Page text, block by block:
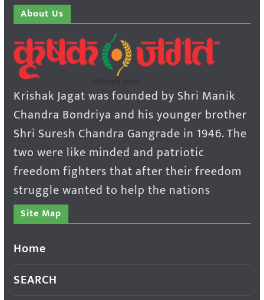
About Us
Krishak Jagat was founded by Shri Manik
Chandra Bondriya and his younger brother
Shri Suresh Chandra Gangrade in 1946. The
two were like minded and patriotic
freedom fighters that after their freedom
struggle wanted to help the nations
Site Map
Home
SEARCH